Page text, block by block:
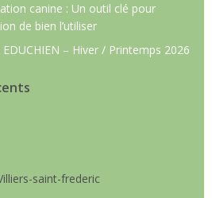
canine : Un outil clé pour
de bien l’utiliser
– Hiver / Printemps 2026
saint-frederic